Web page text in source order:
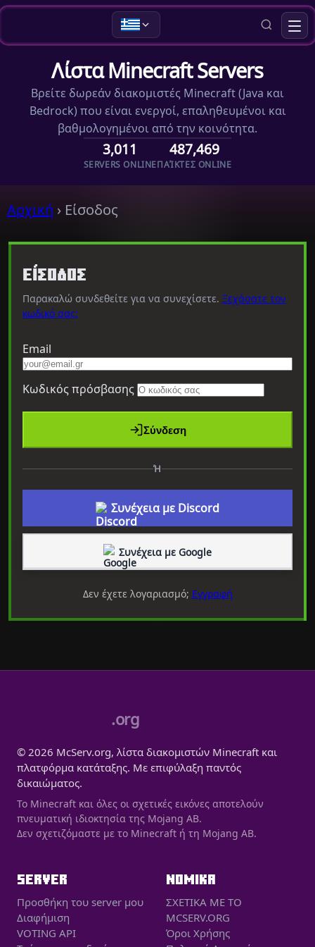
Λίστα Minecraft Servers
Βρείτε δωρεάν διακομιστές Minecraft (Java και
Bedrock) που είναι ενεργοί, επαληθευμένοι και
βαθμολογημένοι από την κοινότητα.
3,011
SERVERS ONLINE
487,469
ΠΑΊΚΤΕΣ ONLINE
Αρχική › Είσοδος
Είσοδος
Παρακαλώ συνδεθείτε για να συνεχίσετε. Ξεχάσατε τον
κωδικό σας;
Email
Κωδικός πρόσβασης
Σύνδεση
Ή
Συνέχεια με Discord
Συνέχεια με Google
Δεν έχετε λογαριασμό; Εγγραφή
.org
© 2026 McServ.org, λίστα διακομιστών Minecraft και
πλατφόρμα κατάταξης. Με επιφύλαξη παντός
δικαιώματος.
Το Minecraft και όλες οι σχετικές εικόνες αποτελούν
πνευματική ιδιοκτησία της Mojang AB.
Δεν σχετιζόμαστε με το Minecraft ή τη Mojang AB.
SERVER
Προσθήκη του server μου
Διαφήμιση
VOTING API
ΝΟΜΙΚΑ
ΣΧΕΤΙΚΑ ΜΕ ΤΟ
MCSERV.ORG
Όροι Χρήσης